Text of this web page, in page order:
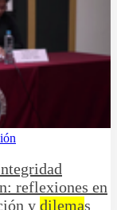
reflexiones en
y dilemas